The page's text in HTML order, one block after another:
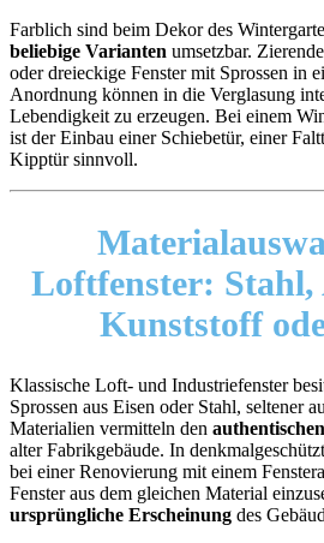
Farblich sind beim Dekor des
beliebige Varianten umsetzbar.
oder dreieckige Fenster mit Sprossen in
Anordnung können in die Verglasung
Lebendigkeit zu erzeugen. Bei einem
ist der Einbau einer Schiebetür, einer
Kipptür sinnvoll.
Loftfenster:
Kunststoff
Klassische Loft- und Industriefenster
Sprossen aus Eisen oder Stahl, seltener
Materialien vermitteln den
alter Fabrikgebäude. In
bei einer Renovierung mit einem
Fenster aus dem gleichen Material
ursprüngliche Erscheinung des